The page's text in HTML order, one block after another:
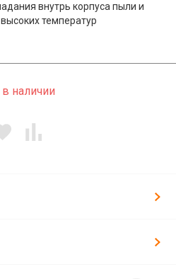
внутрь корпуса пыли и
температур
наличии